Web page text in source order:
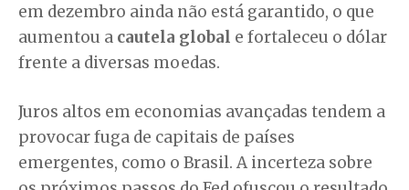
em dezembro ainda não está garantido, o que
aumentou a cautela global e fortaleceu o dólar
frente a diversas moedas.
Juros altos em economias avançadas tendem a
provocar fuga de capitais de países
emergentes, como o Brasil. A incerteza sobre